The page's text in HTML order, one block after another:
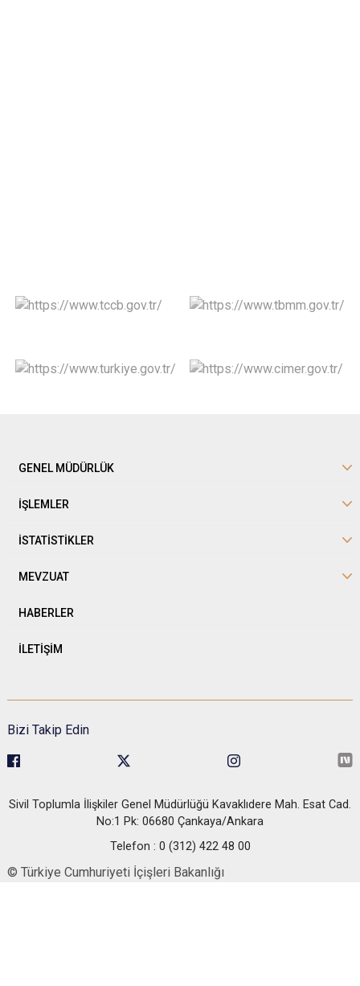
GENEL MÜDÜRLÜK
İŞLEMLER
İSTATİSTİKLER
MEVZUAT
HABERLER
İLETİŞİM
Bizi Takip Edin
Sivil Toplumla İlişkiler Genel Müdürlüğü Kavaklıdere Mah. Esat Cad.
No:1 Pk: 06680 Çankaya/Ankara
Telefon : 0 (312) 422 48 00
© Türkiye Cumhuriyeti İçişleri Bakanlığı